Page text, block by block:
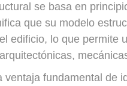
se basa en
que su modelo
edificio, lo que permite
ventaja fundamental de